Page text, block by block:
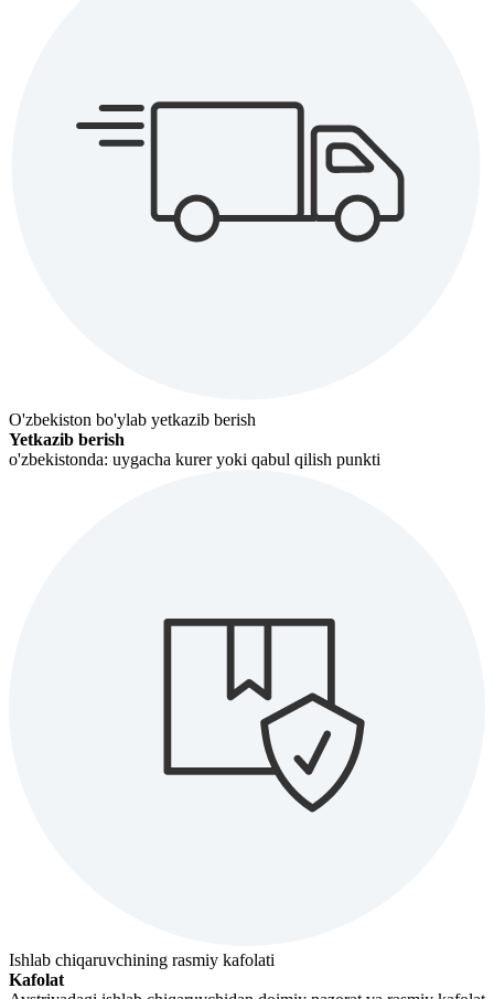
O'zbekiston bo'ylab yetkazib berish
Yetkazib berish
o'zbekistonda: uygacha kurer yoki qabul qilish punkti
Ishlab chiqaruvchining rasmiy kafolati
Kafolat